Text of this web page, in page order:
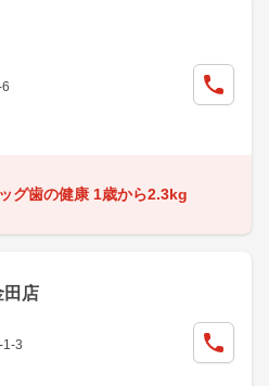
グ歯の健康 1歳から2.3kg
田店
1-3